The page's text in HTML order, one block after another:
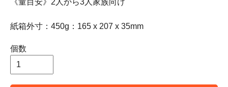
《量目安》2人から3人家族向け
紙箱外寸：450g：165 x 207 x 35mm
個数